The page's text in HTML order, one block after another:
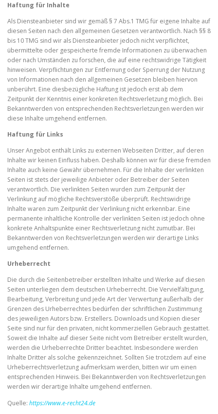
Haftung für Inhalte
Als Diensteanbieter sind wir gemäß § 7 Abs.1 TMG für eigene Inhalte auf
diesen Seiten nach den allgemeinen Gesetzen verantwortlich. Nach §§ 8
bis 10 TMG sind wir als Diensteanbieter jedoch nicht verpflichtet,
übermittelte oder gespeicherte fremde Informationen zu überwachen
oder nach Umständen zu forschen, die auf eine rechtswidrige Tätigkeit
hinweisen. Verpflichtungen zur Entfernung oder Sperrung der Nutzung
von Informationen nach den allgemeinen Gesetzen bleiben hiervon
unberührt. Eine diesbezügliche Haftung ist jedoch erst ab dem
Zeitpunkt der Kenntnis einer konkreten Rechtsverletzung möglich. Bei
Bekanntwerden von entsprechenden Rechtsverletzungen werden wir
diese Inhalte umgehend entfernen.
Haftung für Links
Unser Angebot enthält Links zu externen Webseiten Dritter, auf deren
Inhalte wir keinen Einfluss haben. Deshalb können wir für diese fremden
Inhalte auch keine Gewähr übernehmen. Für die Inhalte der verlinkten
Seiten ist stets der jeweilige Anbieter oder Betreiber der Seiten
verantwortlich. Die verlinkten Seiten wurden zum Zeitpunkt der
Verlinkung auf mögliche Rechtsverstöße überprüft. Rechtswidrige
Inhalte waren zum Zeitpunkt der Verlinkung nicht erkennbar. Eine
permanente inhaltliche Kontrolle der verlinkten Seiten ist jedoch ohne
konkrete Anhaltspunkte einer Rechtsverletzung nicht zumutbar. Bei
Bekanntwerden von Rechtsverletzungen werden wir derartige Links
umgehend entfernen.
Urheberrecht
Die durch die Seitenbetreiber erstellten Inhalte und Werke auf diesen
Seiten unterliegen dem deutschen Urheberrecht. Die Vervielfältigung,
Bearbeitung, Verbreitung und jede Art der Verwertung außerhalb der
Grenzen des Urheberrechtes bedürfen der schriftlichen Zustimmung
des jeweiligen Autors bzw. Erstellers. Downloads und Kopien dieser
Seite sind nur für den privaten, nicht kommerziellen Gebrauch gestattet.
Soweit die Inhalte auf dieser Seite nicht vom Betreiber erstellt wurden,
werden die Urheberrechte Dritter beachtet. Insbesondere werden
Inhalte Dritter als solche gekennzeichnet. Sollten Sie trotzdem auf eine
Urheberrechtsverletzung aufmerksam werden, bitten wir um einen
entsprechenden Hinweis. Bei Bekanntwerden von Rechtsverletzungen
werden wir derartige Inhalte umgehend entfernen.
Quelle: https://www.e-recht24.de